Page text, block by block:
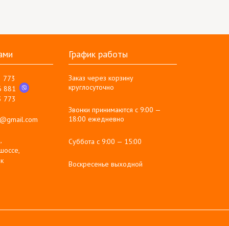
773
881
773
График работы
Заказ через корзину
круглосуточно
Звонки принимаются с 9:00 —
18:00 ежедневно
Суббота с 9:00 — 15:00
Воскресенье выходной